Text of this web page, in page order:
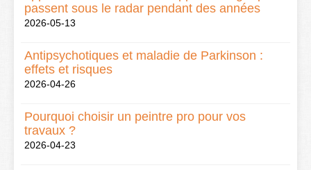
passent sous le radar pendant des années
2026-05-13
Antipsychotiques et maladie de Parkinson :
effets et risques
2026-04-26
Pourquoi choisir un peintre pro pour vos
travaux ?
2026-04-23